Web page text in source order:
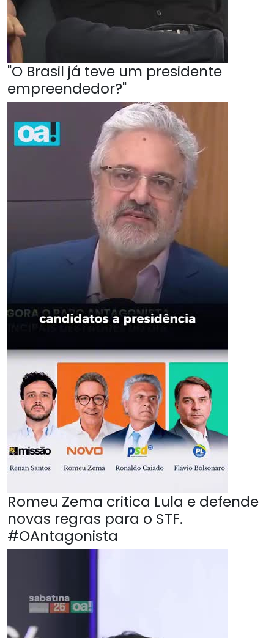
"O Brasil já teve um presidente
empreendedor?"
Romeu Zema critica Lula e defende
novas regras para o STF.
#OAntagonista